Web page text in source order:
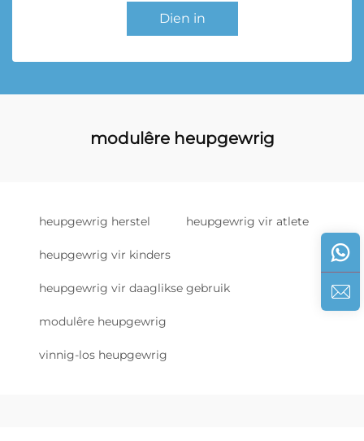
Dien in
modulêre heupgewrig
heupgewrig herstel heupgewrig vir atlete
heupgewrig vir kinders
heupgewrig vir daaglikse gebruik
modulêre heupgewrig
vinnig-los heupgewrig